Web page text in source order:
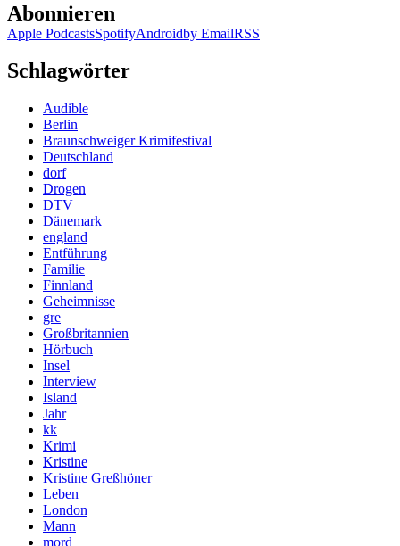
Abonnieren
Apple PodcastsSpotifyAndroidby EmailRSS
Schlagwörter
Audible
Berlin
Braunschweiger Krimifestival
Deutschland
dorf
Drogen
DTV
Dänemark
england
Entführung
Familie
Finnland
Geheimnisse
gre
Großbritannien
Hörbuch
Insel
Interview
Island
Jahr
kk
Krimi
Kristine
Kristine Greßhöner
Leben
London
Mann
mord